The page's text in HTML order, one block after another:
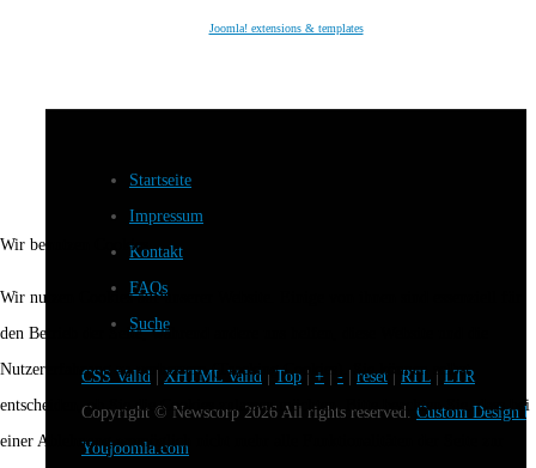
Joomla! extensions & templates
Startseite
Impressum
Kontakt
FAQs
Suche
CSS Valid XHTML Valid | Top | + - reset | RTL | LTR
Copyright © Newscorp 2026 All rights reserved. Custom Design
Youjoomla.com
Wir benutzen Cookies
Wir nutzen Cookies auf unserer Website. Einige von ihnen sind essenziell für
den Betrieb der Seite, während andere uns helfen, diese Website und die
Nutzererfahrung zu verbessern (Tracking Cookies). Sie können selbst
entscheiden, ob Sie die Cookies zulassen möchten. Bitte beachten Sie, dass bei
einer Ablehnung womöglich nicht mehr alle Funktionalitäten der Seite zur